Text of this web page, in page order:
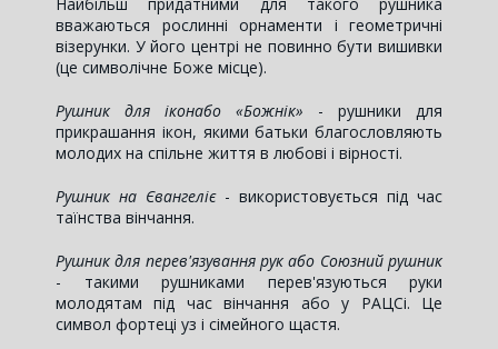
вважаються рослинні орнаменти і геометричні
візерунки. У його центрі не повинно бути вишивки
(це символічне Боже місце).
Рушник для іконабо «Божнік» - рушники для
прикрашання ікон, якими батьки благословляють
молодих на спільне життя в любові і вірності.
Рушник на Євангеліє- використовується під час
таїнства вінчання.
Рушник для перев'язування рук або Союзний рушник
- такими рушниками перев'язуються руки
молодятам під час вінчання або у РАЦСі. Це
символ фортеці уз і сімейного щастя.